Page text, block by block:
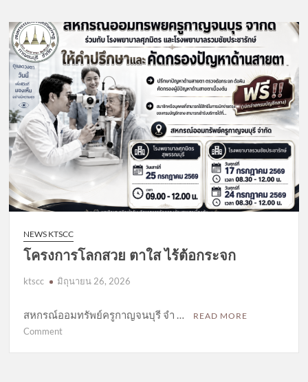
ประจำ
กรกฎาคม
2569
NEWS KTSCC
โครงการโลกสวย ตาใส ไร้ต้อกระจก
ktscc มิถุนายน 26, 2026
สหกรณ์ออมทรัพย์ครูกาญจนบุรี จำ … READ MORE
Commenton